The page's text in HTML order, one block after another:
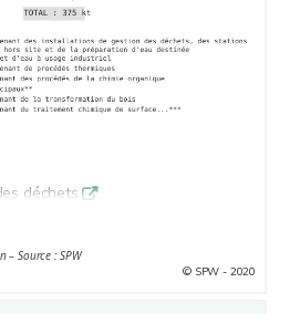
déchetsq
et hors boues de stations
– Source : SPW
© SPW - 2020